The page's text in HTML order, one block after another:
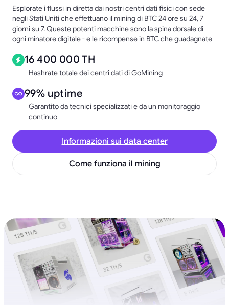
Esplorate i flussi in diretta dai nostri centri dati fisici con sede
negli Stati Uniti che effettuano il mining di BTC 24 ore su 24, 7
giorni su 7. Queste potenti macchine sono la spina dorsale di
ogni minatore digitale - e le ricompense in BTC che guadagnate
16 400 000 TH
Hashrate totale dei centri dati di GoMining
99% uptime
Garantito da tecnici specializzati e da un monitoraggio
continuo
Informazioni sui data center
Come funziona il mining